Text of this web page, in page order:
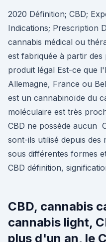
2020 Définition; CBD;
Indications; Prescription
cannabis médical ou
est fabriquée à partir
produit légal Est-ce que
Allemagne, France ou
est un cannabinoïde du
moléculaire est très
CBD ne possède aucun
sont-ils utilisé depuis des
sous différentes formes
CBD définition,
CBD, cannabis
cannabis light,
plus d'un an, le